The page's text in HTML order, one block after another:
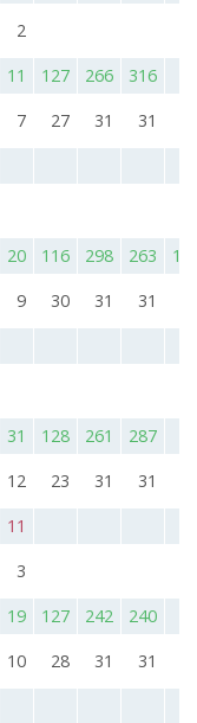
2
11 127 266 316
7 27 31 31
20 116 298 263
9 30 31 31
31 128 261 287
12 23 31 31
11
3
19 127 242 240
10 28 31 31